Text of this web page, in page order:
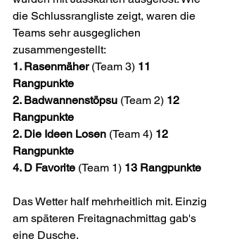
die Schlussrangliste zeigt, waren die
Teams sehr ausgeglichen
zusammengestellt:
1. Rasenmäher (Team 3) 11
Rangpunkte
2. Badwannenstöpsu (Team 2) 12
Rangpunkte
2. Die Ideen Losen (Team 4) 12
Rangpunkte
4. D Favorite (Team 1) 13 Rangpunkte
Das Wetter half mehrheitlich mit. Einzig
am späteren Freitagnachmittag gab's
eine Dusche.